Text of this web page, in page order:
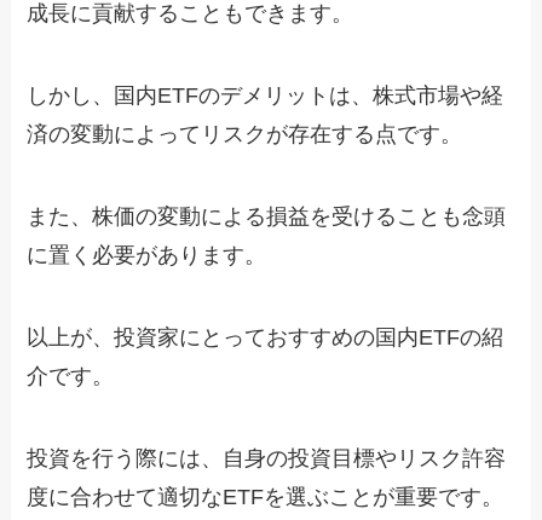
成長に貢献することもできます。
しかし、国内ETFのデメリットは、株式市場や経
済の変動によってリスクが存在する点です。
また、株価の変動による損益を受けることも念頭
に置く必要があります。
以上が、投資家にとっておすすめの国内ETFの紹
介です。
投資を行う際には、自身の投資目標やリスク許容
度に合わせて適切なETFを選ぶことが重要です。